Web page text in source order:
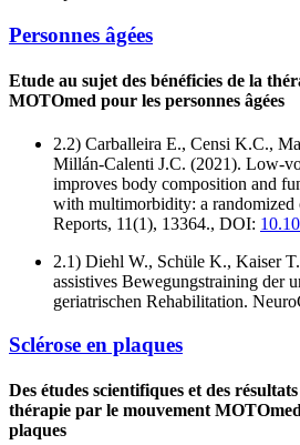
Personnes âgées
Etude au sujet des bénéficies de la
MOTOmed pour les personnes âgées
2.2) Carballeira E., Censi K.C.,
Millán-Calenti J.C. (2021). Low-
improves body composition and
with multimorbidity: a
Reports, 11(1), 13364., DOI:
2.1) Diehl W., Schüle K., Kaiser
assistives Bewegungstraining der
geriatrischen Rehabilitation.
Sclérose en plaques
Des études scientifiques et des
thérapie par le mouvement
plaques